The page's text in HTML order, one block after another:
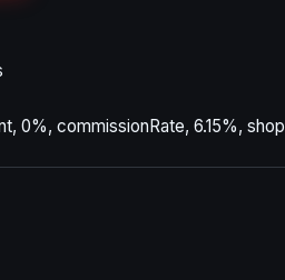
0%, commissionRate, 6.15%,